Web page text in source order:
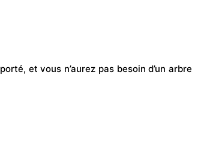
et vous n’aurez pas besoin d’un arbre